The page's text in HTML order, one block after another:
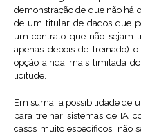
demonstração de que não há
de um titular de dados que
um contrato que não sejam
apenas depois de treinado)
opção ainda mais limitada
licitude.
Em suma, a possibilidade de
para treinar sistemas de IA
casos muito específicos, não